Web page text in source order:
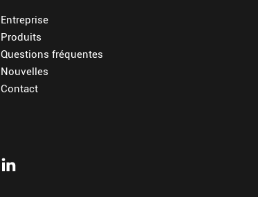
Entreprise
Produits
Questions fréquentes
Nouvelles
Contact